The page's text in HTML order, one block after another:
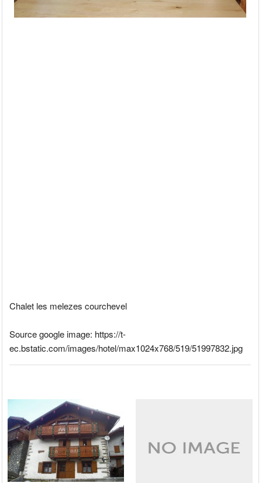
Chalet les melezes courchevel
Source google image: https://t-
ec.bstatic.com/images/hotel/max1024x768/519/51997832.jpg